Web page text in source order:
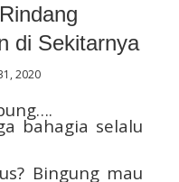
di Sekitarnya
2020
bahagia selalu
Bingung mau